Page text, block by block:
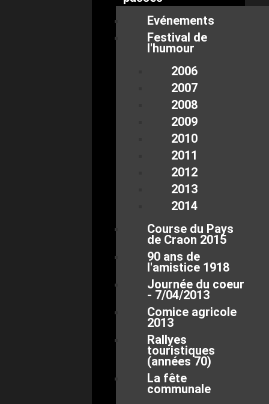
Evénements
Festival de
l'humour
2006
2007
2008
2009
2010
2011
2012
2013
2014
Course du Pays
de Craon 2015
90 ans de
l'amistice 1918
Journée du coeur
- 7/04/2013
Comice agricole
2013
Rallyes
touristiques
(années 70)
La fête
communale